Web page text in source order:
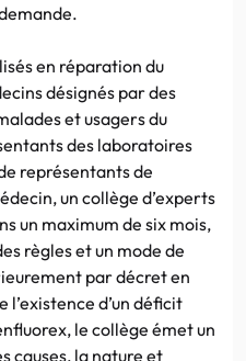
en réparation du
désignés par des
et usagers du
des laboratoires
représentants de
un collège d’experts
un maximum de six mois,
règles et un mode de
par décret en
l’existence d’un déficit
le collège émet un
causes, la nature et